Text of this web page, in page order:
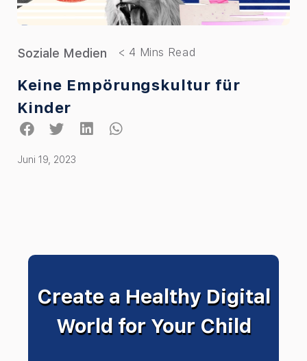
Soziale Medien
Keine Empörungskultur für
Kinder
Juni 19, 2023
Create a Healthy Digital
World for Your Child